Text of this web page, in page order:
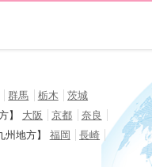
群馬 栃木
茨城
】 大阪 京都
奈良
州地方】 福岡
長崎